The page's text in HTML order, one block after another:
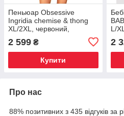
Пеньюар Obsessive
Ingridia chemise & thong
XL/2XL, червоний,
2 599 ₴
Купити
L/
в
2
Про нас
88% позитивних з 435 відгуків за